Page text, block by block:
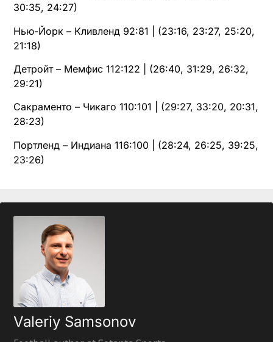
30:35, 24:27)
Нью-Йорк – Кливленд 92:81 | (23:16, 23:27, 25:20,
21:18)
Детройт – Мемфис 112:122 | (26:40, 31:29, 26:32,
29:21)
Сакраменто – Чикаго 110:101 | (29:27, 33:20, 20:31,
28:23)
Портленд – Индиана 116:100 | (28:24, 26:25, 39:25,
23:26)
Valeriy Samsonov